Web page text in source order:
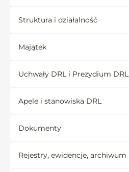
Struktura i działalność
Majątek
Uchwały DRL i Prezydium DRL
Apele i stanowiska DRL
Dokumenty
Rejestry, ewidencje, archiwum